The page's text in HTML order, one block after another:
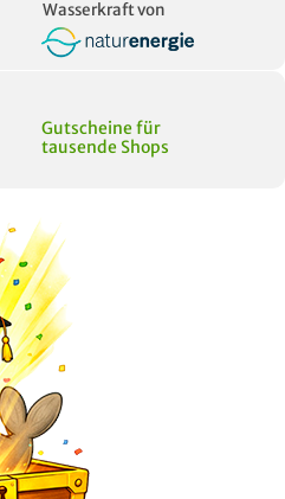
Wasserkraft von
Gutscheine für
tausende Shops